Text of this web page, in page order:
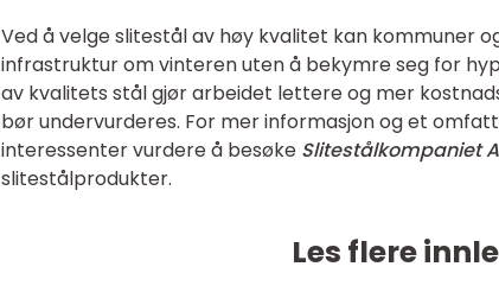
Ved å velge slitestål av høy kvalitet kan kommuner
infrastruktur om vinteren uten å bekymre seg for
av kvalitets stål gjør arbeidet lettere og mer
bør undervurderes. For mer informasjon og et
interessenter vurdere å besøke Slitestålkompaniet
slitestålprodukter.
Les flere